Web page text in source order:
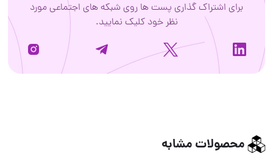
برای اشتراک گذاری پست ها روی شبکه های اجتماعی مورد
نظر خود کلیک نمایید.
محصولات مشابه